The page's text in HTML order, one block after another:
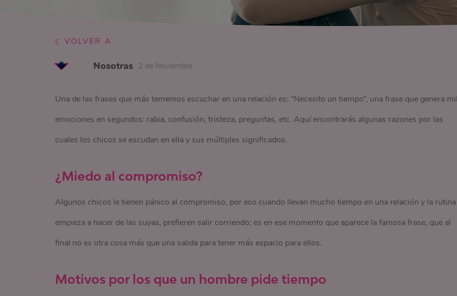
VOLVER A
Nosotras 2 de Noviembre
Una de las frases que más tememos escuchar en una relación es: “Necesito un tiempo”, una frase que genera
emociones en segundos: rabia, confusión, tristeza, preguntas, etc. Aquí encontrarás algunas razones por las
cuales los chicos se escudan en ella y sus múltiples significados.
¿Miedo al compromiso?
Algunos chicos le tienen pánico al compromiso, por eso cuando llevan mucho tiempo en una relación y la rutina
empieza a hacer de las suyas, prefieren salir corriendo; es en ese momento que aparece la famosa frase, que al
final no es otra cosa más que una salida para tener más espacio para ellos.
Motivos por los que un hombre pide tiempo